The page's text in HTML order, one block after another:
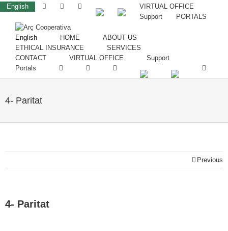
English
VIRTUAL OFFICE
Support
PORTALS
English HOME
ABOUT US
ETHICAL INSURANCE
SERVICES
CONTACT
VIRTUAL OFFICE
Support
Portals
4- Paritat
Previous
4- Paritat